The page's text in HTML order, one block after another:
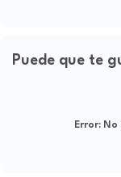
Puede que te
Error:No